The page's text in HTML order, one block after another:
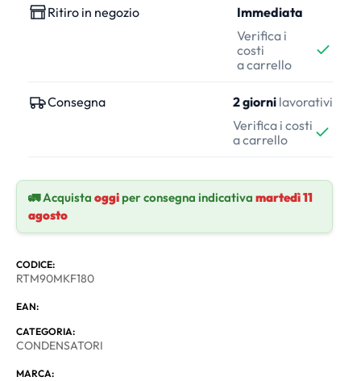
Ritiro in negozio
Immediata
Verifica i
costi
a carrello
Consegna 2 giorni lavorativi
Verifica i costi
a carrello
🚛 Acquista oggiper consegna indicativa martedì 11
agosto
CODICE:
RTM90MKF180
EAN:
CATEGORIA:
CONDENSATORI
MARCA: